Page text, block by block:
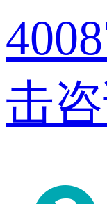
击